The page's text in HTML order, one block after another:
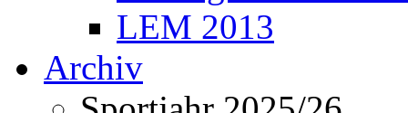
LEM 2013
Archiv